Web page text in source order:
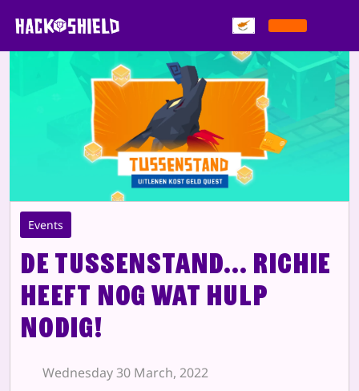
Events
De tussenstand... Richie
heeft nog wat hulp
nodig!
Wednesday 30 March, 2022